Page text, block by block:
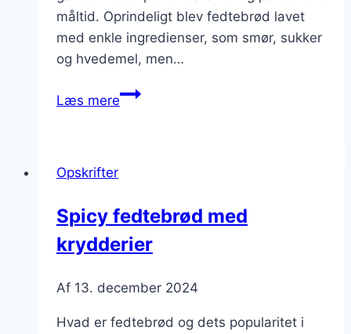
måltid. Oprindeligt blev fedtebrød lavet
med enkle ingredienser, som smør, sukker
og hvedemel, men…
Læs mereFedtebrød
perfekt
Opskrifter
Spicy fedtebrød med
krydderier
Af 13. december 2024
Hvad er fedtebrød og dets popularitet i